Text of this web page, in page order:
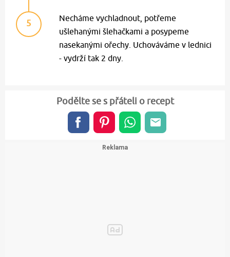
5
Necháme vychladnout, potřeme
ušlehanými šlehačkami a posypeme
nasekanými ořechy. Uchováváme v lednici
- vydrží tak 2 dny.
Podělte se s přáteli o recept